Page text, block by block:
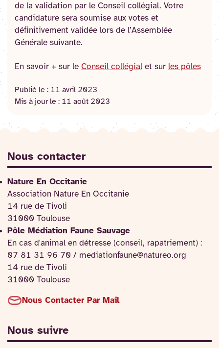
de la validation par le Conseil collégial. Votre
candidature sera soumise aux votes et
définitivement validée lors de l’Assemblée
Générale suivante.
En savoir + sur le Conseil collégialet sur les pôles
Publié le : 11 avril 2023
Mis à jour le : 11 août 2023
Nous contacter
Nature En Occitanie
Association Nature En Occitanie
14 rue de Tivoli
31000 Toulouse
Pôle Médiation Faune Sauvage
En cas d'animal en détresse (conseil, rapatriement) :
07 81 31 96 70 / mediationfaune@natureo.org
14 rue de Tivoli
31000 Toulouse
Nous Contacter Par Mail
Nous suivre